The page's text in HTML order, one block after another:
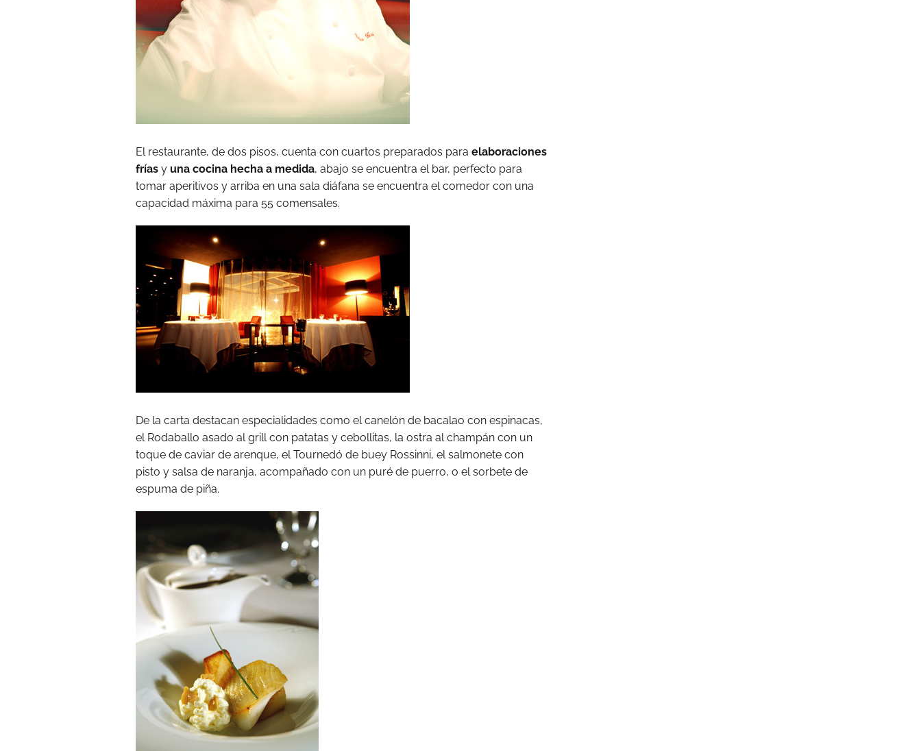
El restaurante, de dos pisos, cuenta con cuartos preparados para elaboraciones
frías y una cocina hecha a medida, abajo se encuentra el bar, perfecto para
tomar aperitivos y arriba en una sala diáfana se encuentra el comedor con una
capacidad máxima para 55 comensales.
De la carta destacan especialidades como el canelón de bacalao con espinacas,
el Rodaballo asado al grill con patatas y cebollitas, la ostra al champán con un
toque de caviar de arenque, el Tournedó de buey Rossinni, el salmonete con
pisto y salsa de naranja, acompañado con un puré de puerro, o el sorbete de
espuma de piña.